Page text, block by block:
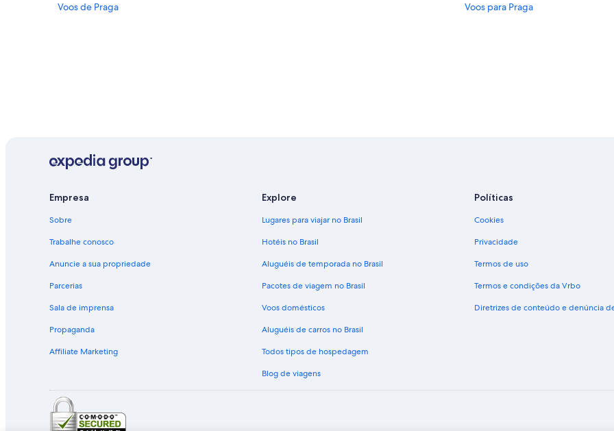
Voos de Praga Voos para Praga
Empresa
Sobre
Trabalhe conosco
Anuncie a sua propriedade
Parcerias
Sala de imprensa
Propaganda
Affiliate Marketing
Explore
Lugares para viajar no Brasil
Hotéis no Brasil
Aluguéis de temporada no Brasil
Pacotes de viagem no Brasil
Voos domésticos
Aluguéis de carros no Brasil
Todos tipos de hospedagem
Blog de viagens
Políticas
Cookies
Privacidade
Termos de uso
Termos e condições da Vrbo
Diretrizes de conteúdo e denúncia